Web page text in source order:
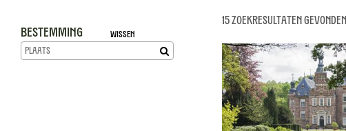
Bestemming Wissen
15 Zoekresultaten gevonden